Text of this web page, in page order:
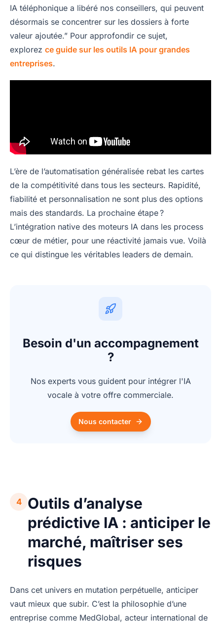
IA téléphonique a libéré nos conseillers, qui peuvent
désormais se concentrer sur les dossiers à forte
valeur ajoutée.” Pour approfondir ce sujet,
explorez ce guide sur les outils IA pour grandes
entreprises.
L’ère de l’automatisation généralisée rebat les cartes
de la compétitivité dans tous les secteurs. Rapidité,
fiabilité et personnalisation ne sont plus des options
mais des standards. La prochaine étape ?
L’intégration native des moteurs IA dans les process
cœur de métier, pour une réactivité jamais vue. Voilà
ce qui distingue les véritables leaders de demain.
Besoin d'un accompagnement
?
Nos experts vous guident pour intégrer l'IA
vocale à votre offre commerciale.
Nous contacter
4
Outils d’analyse
prédictive IA : anticiper le
marché, maîtriser ses
risques
Dans cet univers en mutation perpétuelle, anticiper
vaut mieux que subir. C’est la philosophie d’une
entreprise comme MedGlobal, acteur international de